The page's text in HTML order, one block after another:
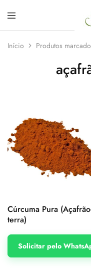
do
Mundo
loja
de
Especiarias
Início Produtos
Cúrcuma Pura
terra)
Solicitar pelo